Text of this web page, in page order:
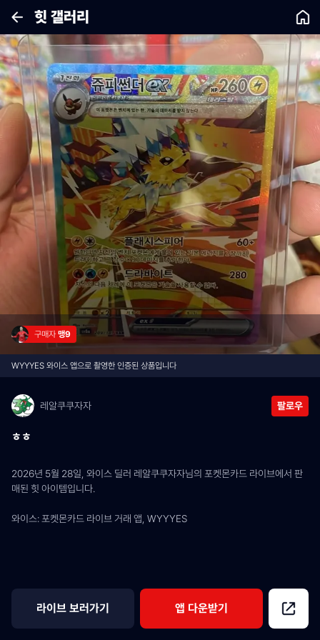
힛 갤러리
구매자 맹9
WYYYES 와이스 앱으로 촬영한 인증된 상품입니다
레알쿠쿠자자 팔로우
ㅎㅎ
2026년 5월 28일, 와이스 딜러 레알쿠쿠자자님의 포켓몬카드 라이브에서 판
매된 힛 아이템입니다.
와이스: 포켓몬카드 라이브 거래 앱, WYYYES
라이브 보러가기 앱 다운받기